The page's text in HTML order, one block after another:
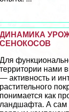
ДИНАМИКА
СЕНОКОСОВ
Для
территории нами
— активность и
растительного
понимается как
ландшафта. А сам